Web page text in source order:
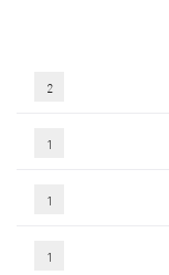
2
1
1
1